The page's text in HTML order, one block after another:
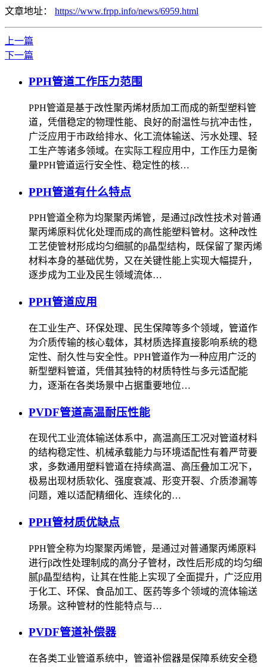
文章地址： https://www.frpp.info/news/6959.html
上一篇
下一篇
PPH管道工作压力范围
PPH管道是基于改性聚丙烯材质加工而成的新型塑料管
道，凭借稳定的物理性能、良好的耐温性与抗冲击性，
广泛应用于市政给排水、化工流体输送、污水处理、轻
工生产等诸多领域。在实际工程应用中，工作压力是衡
量PPH管道运行安全性、稳定性的核…
PPH管道有什么特点
PPH管道全称为均聚聚丙烯管，是通过β改性技术对普通
聚丙烯原料优化处理而成的高性能塑料管材。这种改性
工艺使管材形成均匀细腻的β晶型结构，既保留了聚丙烯
材料本身的基础优势，又在关键性能上实现大幅提升，
逐步成为工业及民生领域流体…
PPH管道应用
在工业生产、环保处理、民生保障等多个领域，管道作
为介质传输的核心载体，其材质选择直接影响系统的稳
定性、耐久性与安全性。PPH管道作为一种应用广泛的
新型塑料管道，凭借其独特的材质特性与多元适配能
力，逐渐在各类场景中占据重要地位…
PVDF管道高温耐压性能
在现代工业流体输送体系中，高温高压工况对管道材料
的结构稳定性、机械承载能力与环境适配性有着严苛要
求，多数通用塑料管道在持续高温、高压叠加工况下，
极易出现材质软化、强度衰减、形变开裂、介质渗漏等
问题，难以适配精细化、连续化的…
PPH管材质优缺点
PPH管全称为均聚聚丙烯管，是通过对普通聚丙烯原料
进行β改性处理制成的高分子管材，改性后形成的均匀细
腻β晶型结构，让其在性能上实现了全面提升，广泛应用
于化工、环保、食品加工、医药等多个领域的流体输送
场景。这种管材的性能特点与…
PVDF管道补偿器
在各类工业管道系统中，管道补偿器是保障系统安全稳